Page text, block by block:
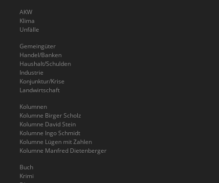
AKW
Klima
Unfälle
Gemeingüter
Handel/Banken
Haushalt/Schulden
Industrie
Konjunktur/Krise
Landwirtschaft
Kolumnen
Kolumne Birger Scholz
Kolumne David Stein
Kolumne Ingo Schmidt
Kolumne Lügen mit Zahlen
Kolumne Manfred Dietenberger
Buch
Krimi